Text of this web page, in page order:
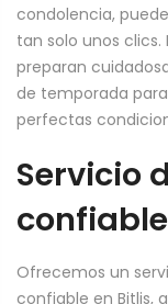
condolencia,
tan solo unos clics.
preparan
de temporada
perfectas
Servicio
Ofrecemos un
confiable en Bitlis,